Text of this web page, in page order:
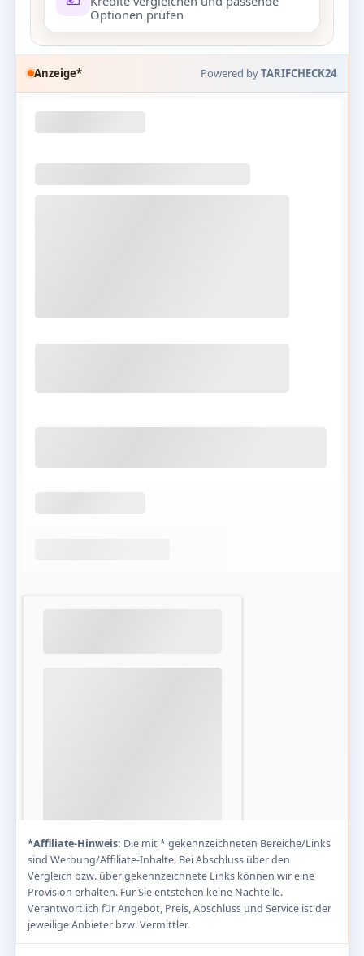
Optionen prüfen
Anzeige* Powered byTARIFCHECK24
*Affiliate-Hinweis: Die mit * gekennzeichneten Bereiche/Links
sind Werbung/Affiliate-Inhalte. Bei Abschluss über den
Vergleich bzw. über gekennzeichnete Links können wir eine
Provision erhalten. Für Sie entstehen keine Nachteile.
Verantwortlich für Angebot, Preis, Abschluss und Service ist der
jeweilige Anbieter bzw. Vermittler.